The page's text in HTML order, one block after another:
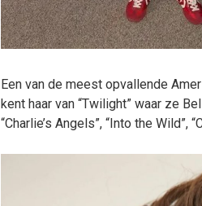
Een van de meest opvallende
kent haar van “Twilight” waar ze
“Charlie’s Angels”, “Into the Wild”,